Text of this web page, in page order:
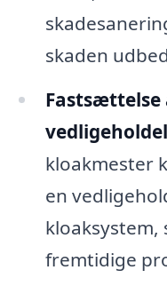
skaden
Fastsættelse
kloakmester
en
kloaksystem,
fremtidige